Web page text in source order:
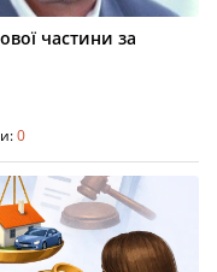
частини за
0